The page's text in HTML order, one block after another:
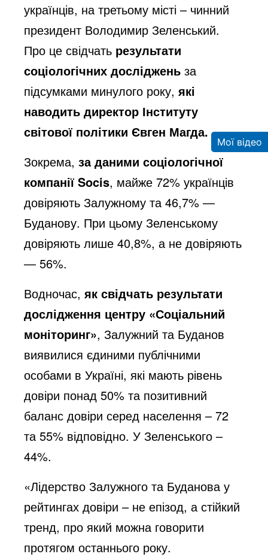
українців, на третьому місті – чинний
президент Володимир Зеленський.
Про це свідчать результати
соціологічних досліджень за
підсумками минулого року,які
наводить директор Інституту
світової політики Євген Магда.
Зокрема,за даними соціологічної
компанії Socis, майже 72% українців
довіряють Залужному та 46,7% —
Буданову. При цьому Зеленському
довіряють лише 40,8%, а не довіряють
— 56%.
Водночас,як свідчать результати
дослідження центру «Соціальний
моніторинг», Залужний та Буданов
виявилися єдиними публічними
особами в Україні, які мають рівень
довіри понад 50% та позитивний
баланс довіри серед населення – 72
та 55% відповідно. У Зеленського –
44%.
«Лідерство Залужного та Буданова у
рейтингах довіри – не епізод, а стійкий
тренд, про який можна говорити
протягом останнього року.
Мої відео